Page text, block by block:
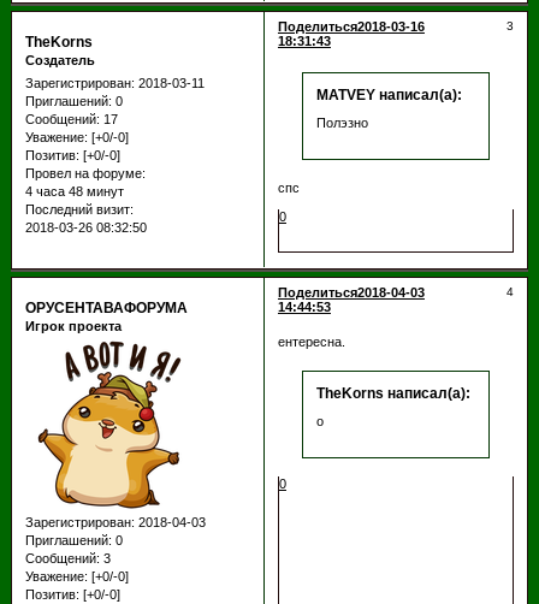
Поделиться 3
2018-03-16
18:31:43
TheKorns
Создатель
Зарегистрирован: 2018-03-11
Приглашений: 0
Сообщений: 17
Уважение: [+0/-0]
Позитив: [+0/-0]
Провел на форуме:
4 часа 48 минут
Последний визит:
2018-03-26 08:32:50
MATVEY написал(а):
Полэзно
спс
0
Поделиться 4
2018-04-03
14:44:53
ОРУСЕНТАВАФОРУМА
Игрок проекта
Зарегистрирован: 2018-04-03
Приглашений: 0
Сообщений: 3
Уважение: [+0/-0]
Позитив: [+0/-0]
ентересна.
TheKorns написал(а):
o
0